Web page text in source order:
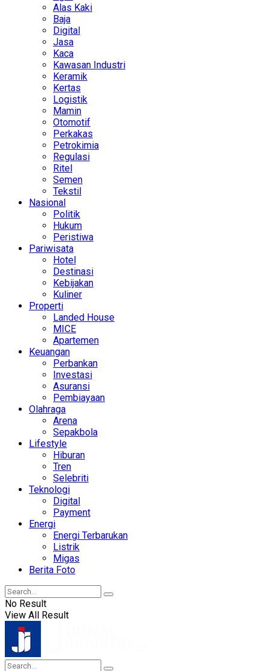
Alas Kaki
Baja
Digital
Jasa
Kaca
Kawasan Industri
Keramik
Kertas
Logistik
Mamin
Otomotif
Perkakas
Petrokimia
Regulasi
Ritel
Semen
Tekstil
Nasional
Politik
Hukum
Peristiwa
Pariwisata
Hotel
Destinasi
Kebijakan
Kuliner
Properti
Landed House
MICE
Apartemen
Keuangan
Perbankan
Investasi
Asuransi
Pembiayaan
Olahraga
Arena
Sepakbola
Lifestyle
Hiburan
Tren
Selebriti
Teknologi
Digital
Payment
Energi
Energi Terbarukan
Listrik
Migas
Berita Foto
No Result
View All Result